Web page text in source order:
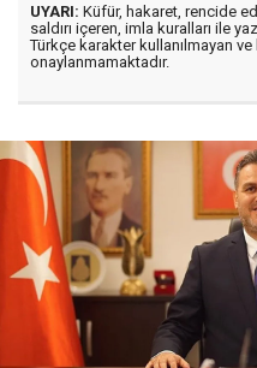
UYARI: Küfür, hakaret, rencide
saldırı içeren, imla kuralları ile
Türkçe karakter kullanılmayan
onaylanmamaktadır.